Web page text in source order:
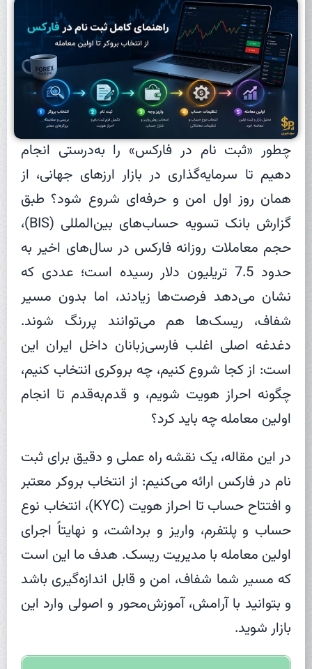
چطور «ثبت نام در فارکس» را به‌درستی انجام
دهیم تا سرمایه‌گذاری در بازار ارزهای جهانی، از
همان روز اول امن و حرفه‌ای شروع شود؟ طبق
گزارش بانک تسویه حساب‌های بین‌المللی (BIS)،
حجم معاملات روزانه فارکس در سال‌های اخیر به
حدود 7.5 تریلیون دلار رسیده است؛ عددی که
نشان می‌دهد فرصت‌ها زیادند، اما بدون مسیر
شفاف، ریسک‌ها هم می‌توانند پررنگ شوند.
دغدغه اصلی اغلب فارسی‌زبانان داخل ایران این
است: از کجا شروع کنیم، چه بروکری انتخاب کنیم،
چگونه احراز هویت شویم، و قدم‌به‌قدم تا انجام
اولین معامله چه باید کرد؟
در این مقاله، یک نقشه راه عملی و دقیق برای ثبت
نام در فارکس ارائه می‌کنیم: از انتخاب بروکر معتبر
و افتتاح حساب تا احراز هویت (KYC)، انتخاب نوع
حساب و پلتفرم، واریز و برداشت، و نهایتاً اجرای
اولین معامله با مدیریت ریسک. هدف ما این است
که مسیر شما شفاف، امن و قابل اندازه‌گیری باشد
و بتوانید با آرامش، آموزش‌محور و اصولی وارد این
بازار شوید.